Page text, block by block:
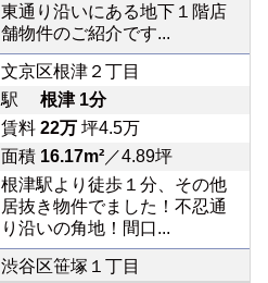
東通り沿いにある地下１階店
舗物件のご紹介です...
文京区根津２丁目
駅 根津 1分
賃料 22万坪4.5万
面積 16.17m²／4.89坪
根津駅より徒歩１分、その他
居抜き物件でました！不忍通
り沿いの角地！間口...
渋谷区笹塚１丁目